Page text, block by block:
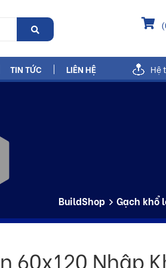
(
TIN TỨC LIÊN HỆ Hệ
BuildShop Gạch khổ
60x120 Nhập